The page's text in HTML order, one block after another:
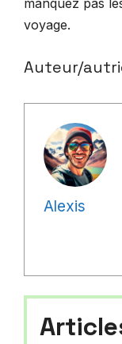
manquez pas
voyage.
Auteur/
Alexis